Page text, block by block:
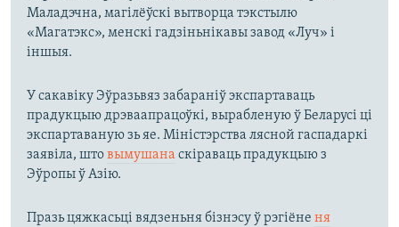
Маладэчна, магілёўскі вытворца тэкстылю
«Магатэкс», менскі гадзіньнікавы завод «Луч» і
іншыя.
У сакавіку Эўразьвяз забараніў экспартаваць
прадукцыю дрэваапрацоўкі, вырабленую ў Беларусі ці
экспартаваную зь яе. Міністэрства лясной гаспадаркі
заявіла, штовымушана скіраваць прадукцыю з
Эўропы ў Азію.
Празь цяжкасьці вядзеньня бізнэсу ў рэгіёне ня